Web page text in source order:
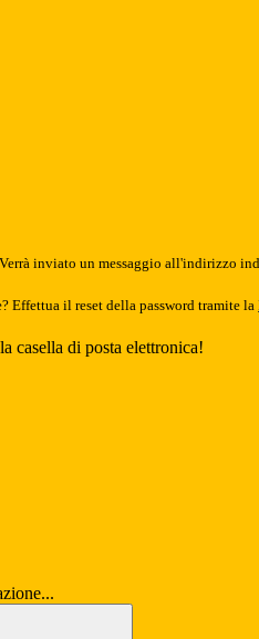
Verrà inviato un messaggio all'indirizzo
Effettua il reset della password tramite la
casella di posta elettronica!